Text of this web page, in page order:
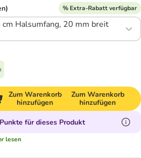
% Extra-Rabatt verfügbar
Halsumfang, 20 mm breit
Zum Warenkorb
hinzufügen
Zum Warenkorb
hinzufügen
für dieses Produkt
lesen